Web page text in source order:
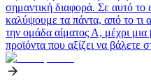
σημαντική διαφορά. Σε αυτό
καλύψουμε τα πάντα, από το τι
την ομάδα αίματος Α, μέχρι
προϊόντα που αξίζει να βάλετε